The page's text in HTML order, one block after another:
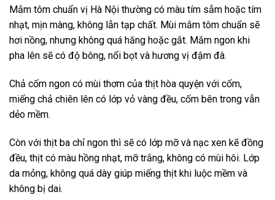
Mắm tôm chuẩn vị Hà Nội thường có màu tím sẫm hoặc tím
nhạt, mịn màng, không lẫn tạp chất. Mùi mắm tôm chuẩn sẽ
hơi nồng, nhưng không quá hăng hoặc gắt. Mắm ngon khi
pha lên sẽ có độ bông, nổi bọt và hương vị đậm đà.
Chả cốm ngon có mùi thơm của thịt hòa quyện với cốm,
miếng chả chiên lên có lớp vỏ vàng đều, cốm bên trong vẫn
dẻo mềm.
Còn với thịt ba chỉ ngon thì sẽ có lớp mỡ và nạc xen kẽ đồng
đều, thịt có màu hồng nhạt, mỡ trắng, không có mùi hôi. Lớp
da mỏng, không quá dày giúp miếng thịt khi luộc mềm và
không bị dai.